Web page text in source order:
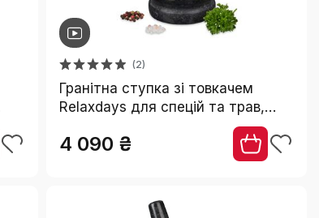
(2)
Гранітна ступка зі товкачем
Relaxdays для спецій та трав,
полірований натуральний камінь,
Ø 14 см, 400 мл, сіра
4 090 ₴